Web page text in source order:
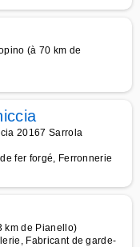
(à 70 km de
20167 Sarrola
fer forgé, Ferronnerie
km de Pianello)
Fabricant de garde-